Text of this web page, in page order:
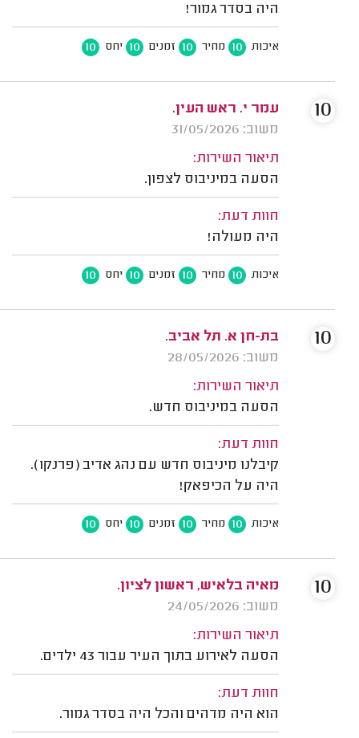
היה בסדר גמור!
איכות 10 מחיר 10 זמנים 10 יחס 10
עמר י. ראש העין.
משוב: 31/05/2026
תיאור השירות:
הסעה במיניבוס לצפון.
חוות דעת:
היה מעולה!
איכות 10 מחיר 10 זמנים 10 יחס 10
10
בת-חן א. תל אביב.
משוב: 28/05/2026
תיאור השירות:
הסעה במיניבוס חדש.
חוות דעת:
קיבלנו מיניבוס חדש עם נהג אדיב (פרנקו).
היה על הכיפאק!
איכות 10 מחיר 10 זמנים 10 יחס 10
10
מאיה בלאיש, ראשון לציון.
משוב: 24/05/2026
תיאור השירות:
הסעה לאירוע בתוך העיר עבור 43 ילדים.
חוות דעת:
הוא היה מדהים והכל היה בסדר גמור.
10